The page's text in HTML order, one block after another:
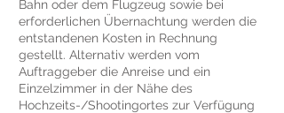
Bahn oder dem Flugzeug sowie bei
erforderlichen Übernachtung werden die
entstandenen Kosten in Rechnung
gestellt. Alternativ werden vom
Auftraggeber die Anreise und ein
Einzelzimmer in der Nähe des
Hochzeits-/Shootingortes zur Verfügung